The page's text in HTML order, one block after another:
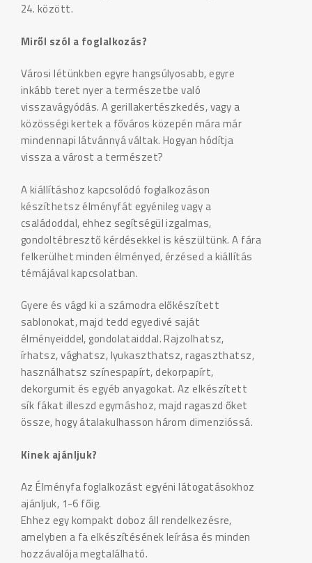
24. között.
Miről szól a foglalkozás?
Városi létünkben egyre hangsúlyosabb, egyre
inkább teret nyer a természetbe való
visszavágyódás. A gerillakertészkedés, vagy a
közösségi kertek a főváros közepén mára már
mindennapi látvánnyá váltak. Hogyan hódítja
vissza a várost a természet?
A kiállításhoz kapcsolódó foglalkozáson
készíthetsz élményfát egyénileg vagy a
családoddal, ehhez segítségül izgalmas,
gondoltébresztő kérdésekkel is készültünk. A fára
felkerülhet minden élményed, érzésed a kiállítás
témájával kapcsolatban.
Gyere és vágd ki a számodra előkészített
sablonokat, majd tedd egyedivé saját
élményeiddel, gondolataiddal. Rajzolhatsz,
írhatsz, vághatsz, lyukaszthatsz, ragaszthatsz,
használhatsz színespapírt, dekorpapírt,
dekorgumit és egyéb anyagokat. Az elkészített
sík fákat illeszd egymáshoz, majd ragaszd őket
össze, hogy átalakulhasson három dimenzióssá.
Kinek ajánljuk?
Az Élményfa foglalkozást egyéni látogatásokhoz
ajánljuk, 1-6 főig.
Ehhez egy kompakt doboz áll rendelkezésre,
amelyben a fa elkészítésének leírása és minden
hozzávalója megtalálható.